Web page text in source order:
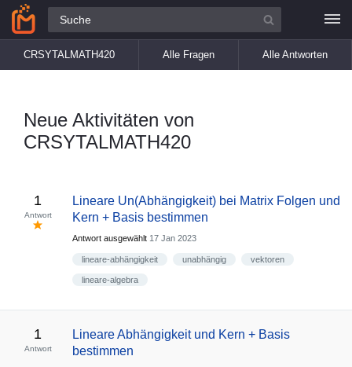
Alle Fragen
CRSYTALMATH420 Alle Fragen Alle Antworten
Neue Aktivitäten von
CRSYTALMATH420
1
Antwort
Lineare Un(Abhängigkeit) bei Matrix Folgen und
Kern + Basis bestimmen
Antwort ausgewählt 17 Jan 2023
lineare-abhängigkeit unabhängig vektoren
lineare-algebra
1
Antwort
Lineare Abhängigkeit und Kern + Basis
bestimmen